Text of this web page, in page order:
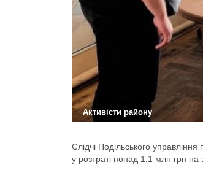
Активісти району
Слідчі Подільського
у розтраті понад 1,1 млн грн